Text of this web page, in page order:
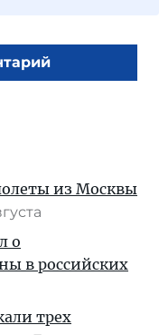
из Москвы
о
в российских
трех